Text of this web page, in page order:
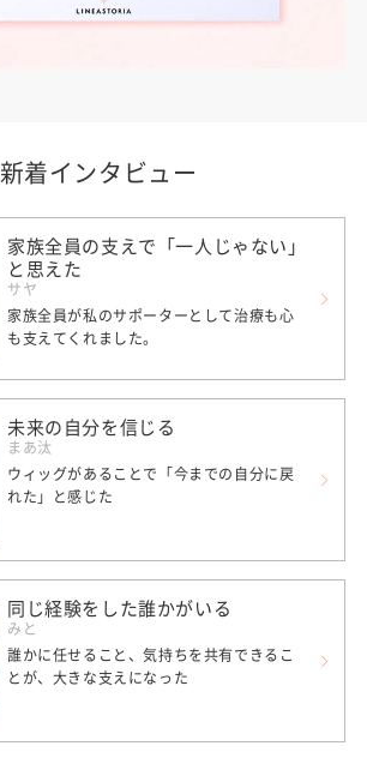
新着インタビュー
家族全員の支えで「一人じゃない」
と思えた
サヤ
家族全員が私のサポーターとして治療も心
も支えてくれました。
未来の自分を信じる
まあ汰
ウィッグがあることで「今までの自分に戻
れた」と感じた
同じ経験をした誰かがいる
みと
誰かに任せること、気持ちを共有できるこ
とが、大きな支えになった